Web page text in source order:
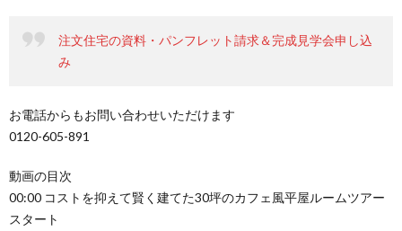
注文住宅の資料・パンフレット請求＆完成見学会申し込
み
お電話からもお問い合わせいただけます
0120-605-891
動画の目次
00:00 コストを抑えて賢く建てた30坪のカフェ風平屋ルームツアー
スタート